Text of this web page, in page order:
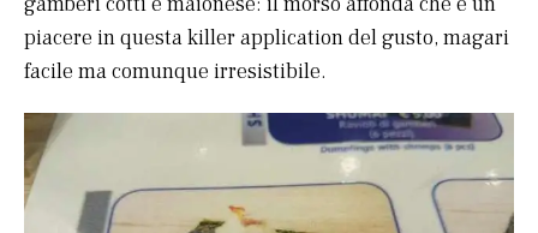
piacere in questa killer application del gusto, magari
facile ma comunque irresistibile.